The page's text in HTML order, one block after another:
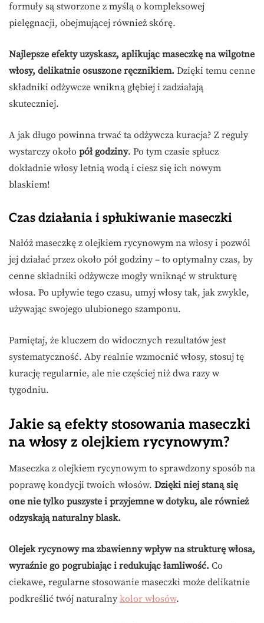
formuły są stworzone z myślą o kompleksowej
pielęgnacji, obejmującej również skórę.
Najlepsze efekty uzyskasz, aplikując maseczkę na wilgotne
włosy, delikatnie osuszone ręcznikiem. Dzięki temu cenne
składniki odżywcze wnikną głębiej i zadziałają
skuteczniej.
A jak długo powinna trwać ta odżywcza kuracja? Z reguły
wystarczy około pół godziny. Po tym czasie spłucz
dokładnie włosy letnią wodą i ciesz się ich nowym
blaskiem!
Czas działania i spłukiwanie maseczki
Nałóż maseczkę z olejkiem rycynowym na włosy i pozwól
jej działać przez około pół godziny – to optymalny czas, by
cenne składniki odżywcze mogły wniknąć w strukturę
włosa. Po upływie tego czasu, umyj włosy tak, jak zwykle,
używając swojego ulubionego szamponu.
Pamiętaj, że kluczem do widocznych rezultatów jest
systematyczność. Aby realnie wzmocnić włosy, stosuj tę
kurację regularnie, ale nie częściej niż dwa razy w
tygodniu.
Jakie są efekty stosowania maseczki
na włosy z olejkiem rycynowym?
Maseczka z olejkiem rycynowym to sprawdzony sposób na
poprawę kondycji twoich włosów. Dzięki niej staną się
one nie tylko puszyste i przyjemne w dotyku, ale również
odzyskają naturalny blask.
Olejek rycynowy ma zbawienny wpływ na strukturę włosa,
wyraźnie go pogrubiając i redukując łamliwość. Co
ciekawe, regularne stosowanie maseczki może delikatnie
podkreślić twój naturalny kolor włosów.